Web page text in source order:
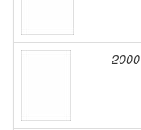
2000